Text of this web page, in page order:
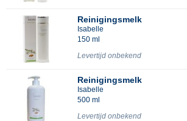
Reinigingsmelk
Isabelle
150 ml
Levertijd onbekend
Reinigingsmelk
Isabelle
500 ml
Levertijd onbekend